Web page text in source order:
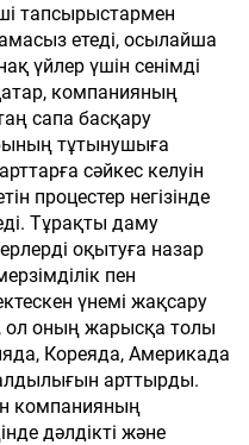
тапсырыстармен
етеді, осылайша
үйлер үшін сенімді
компанияның
сапа басқару
тұтынушыға
сәйкес келуін
процестер негізінде
Тұрақты даму
оқытуға назар
пен
үнемі жақсару
ол оның жарысқа толы
Кореяда, Америкада
арттырды.
компанияның
дәлдікті және